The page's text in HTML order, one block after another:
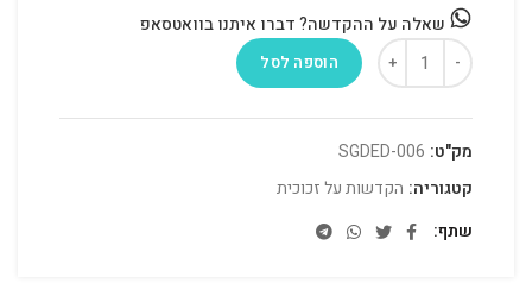
שאלה על ההקדשה? דברו איתנו בוואטסאפ
הוספה לסל
מק"ט: SGDED-006
קטגוריה: הקדשות על זכוכית
שתף